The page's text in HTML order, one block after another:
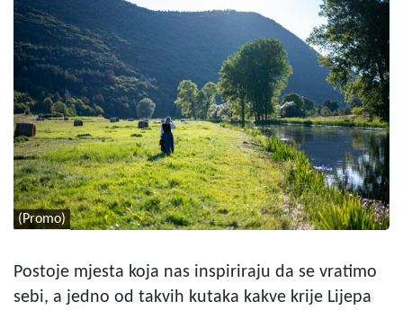
(Promo)
Postoje mjesta koja nas inspiriraju da se vratimo
sebi, a jedno od takvih kutaka kakve krije Lijepa